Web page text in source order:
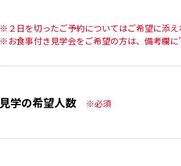
※２日を切ったご予約についてはご希望に添え
※お食事付き見学会をご希望の方は、備考欄に
見学の希望人数 ※必須